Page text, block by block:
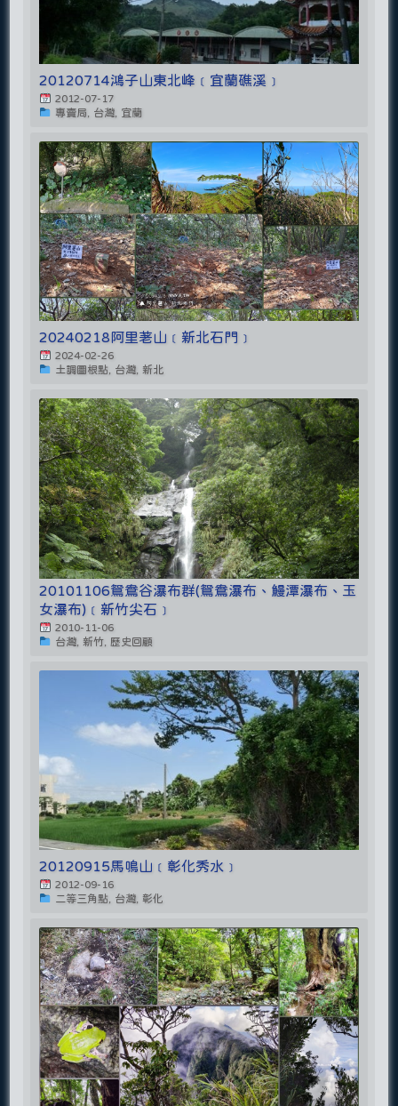
20120714鴻子山東北峰﹝宜蘭礁溪﹞
2012-07-17
專賣局, 台灣, 宜蘭
20240218阿里荖山﹝新北石門﹞
2024-02-26
土調圖根點, 台灣, 新北
20101106鴛鴦谷瀑布群(鴛鴦瀑布、鰻潭瀑布、玉
女瀑布)﹝新竹尖石﹞
2010-11-06
台灣, 新竹, 歷史回顧
20120915馬鳴山﹝彰化秀水﹞
2012-09-16
二等三角點, 台灣, 彰化